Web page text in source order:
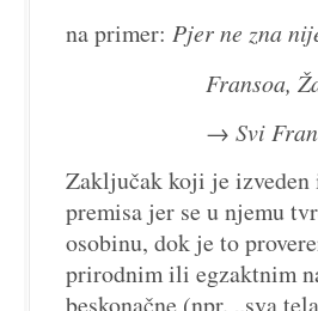
na primer: Pjer ne zna
Fransoa, Žan,
→ Svi Francuzi i
Zaključak koji je izveden
premisa jer se u njemu
osobinu, dok je to
prirodnim ili egzaktnim
beskonačne (npr. „sva